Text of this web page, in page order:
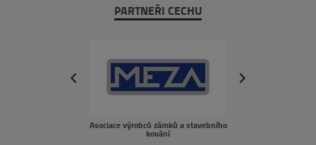
PARTNEŘI CECHU
Asociace výrobců zámků a stavebního
kování
prev next